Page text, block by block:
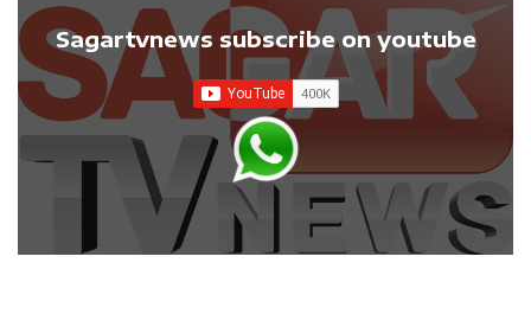
Sagartvnews subscribe on youtube